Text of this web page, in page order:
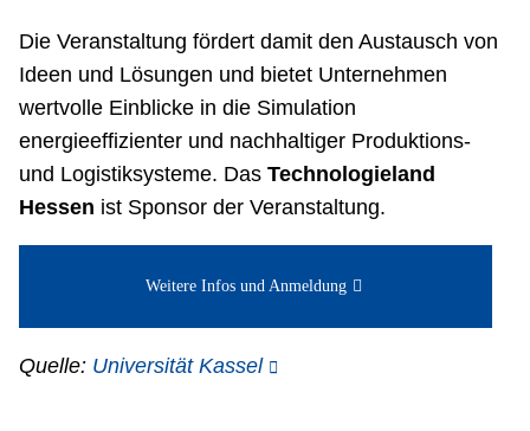
Die Veranstaltung fördert damit den Austausch von
Ideen und Lösungen und bietet Unternehmen
wertvolle Einblicke in die Simulation
energieeffizienter und nachhaltiger Produktions-
und Logistiksysteme. Das Technologieland
Hessen ist Sponsor der Veranstaltung.
Weitere Infos und Anmeldung
Quelle: Universität Kassel